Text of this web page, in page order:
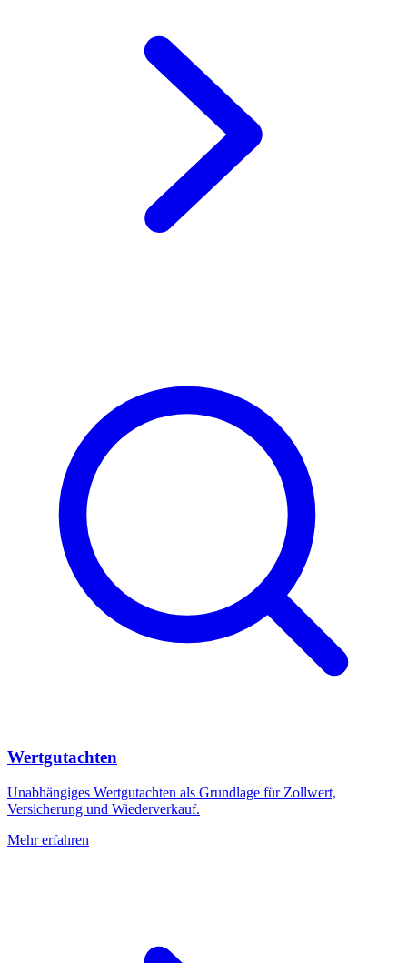
Wertgutachten
Unabhängiges Wertgutachten als Grundlage für Zollwert,
Versicherung und Wiederverkauf.
Mehr erfahren